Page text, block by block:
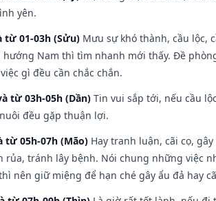
yên.
từ 01-03h (Sửu) Mưu sự khó thành, cầu lộc,
Nam thì tìm nhanh mới thấy. Đề
gì đều cần chắc chắn.
từ 03h-05h (Dần) Tin vui sắp tới, nếu cầu
đều gặp thuận lợi.
từ 05h-07h (Mão) Hay tranh luận, cãi cọ,
rủa, tránh lây bệnh. Nói chung những việc
nên giữ miệng để hạn ché gây ẩu đả hay